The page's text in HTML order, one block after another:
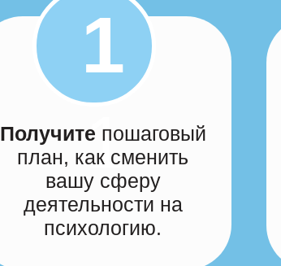
1
Получите пошаговый
план, как сменить
вашу сферу
деятельности на
психологию.
1